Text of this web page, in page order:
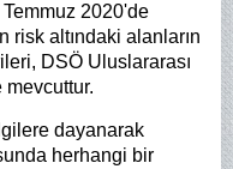
2020'de
altındaki alanların
DSÖ Uluslararası
mevcuttur.
dayanarak
herhangi bir